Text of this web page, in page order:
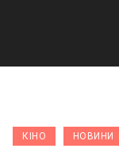
КІНО НОВИНИ